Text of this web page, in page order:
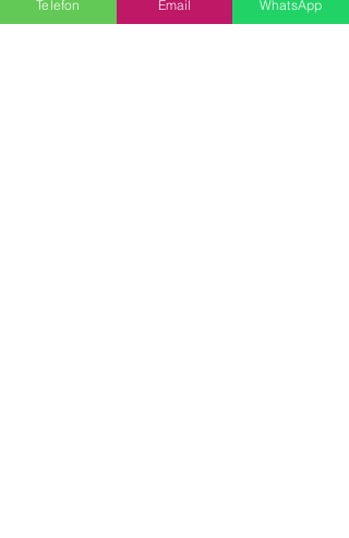
Quality Policy
Telefon Email WhatsApp